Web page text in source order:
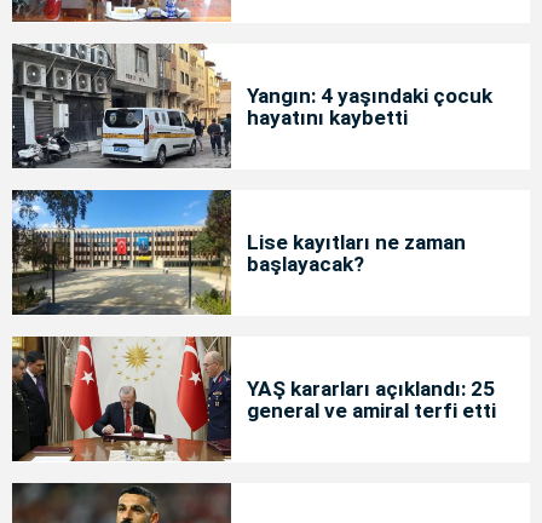
Yangın: 4 yaşındaki çocuk
hayatını kaybetti
Lise kayıtları ne zaman
başlayacak?
YAŞ kararları açıklandı: 25
general ve amiral terfi etti